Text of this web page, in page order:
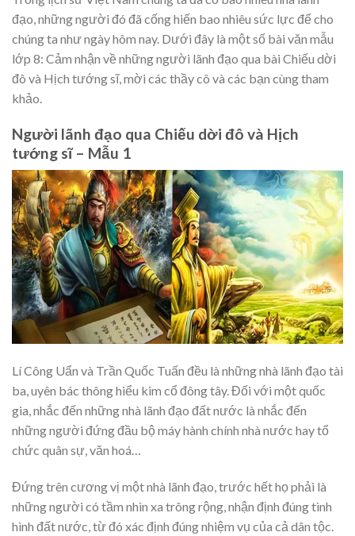
đạo, những người đó đã cống hiến bao nhiêu sức lực để cho
chúng ta như ngày hôm nay. Dưới đây là một số bài văn mẫu
lớp 8: Cảm nhận về những người lãnh đạo qua bài Chiếu dời
đô và Hịch tướng sĩ, mời các thầy cô và các bạn cùng tham
khảo.
Người lãnh đạo qua Chiếu dời đô và Hịch
tướng sĩ – Mẫu 1
Lí Công Uẩn và Trần Quốc Tuấn đều là những nhà lãnh đạo tài
ba, uyên bác thông hiểu kim cổ đông tây. Đối với một quốc
gia, nhắc đến những nhà lãnh đạo đất nước là nhắc đến
những người đứng đầu bộ máy hành chính nhà nước hay tổ
chức quân sự, văn hoá…
Đứng trên cương vị một nhà lãnh đạo, trước hết họ phải là
những người có tầm nhìn xa trông rộng, nhận định đúng tình
hình đất nước, từ đó xác định đúng nhiệm vụ của cả dân tộc.